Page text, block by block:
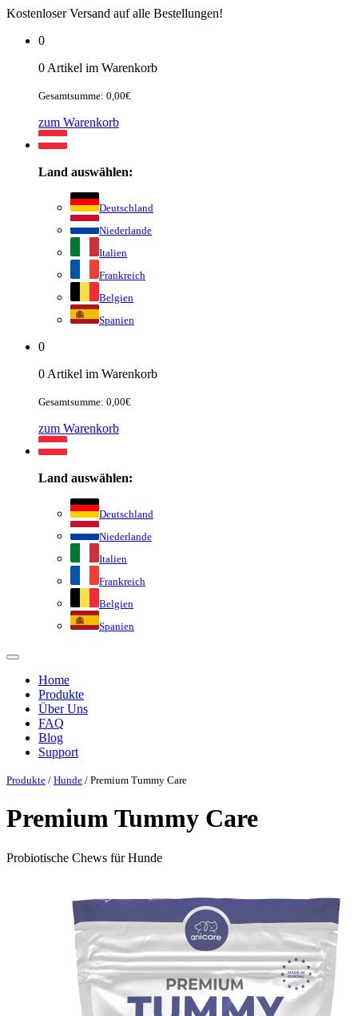
Kostenloser Versand auf alle Bestellungen!
0
0 Artikel im Warenkorb
Gesamtsumme: 0,00€
zum Warenkorb
Land auswählen:
Deutschland
Niederlande
Italien
Frankreich
Belgien
Spanien
0
0 Artikel im Warenkorb
Gesamtsumme: 0,00€
zum Warenkorb
Land auswählen:
Deutschland
Niederlande
Italien
Frankreich
Belgien
Spanien
Home
Produkte
Über Uns
FAQ
Blog
Support
Produkte / Hunde / Premium Tummy Care
Premium Tummy Care
Probiotische Chews für Hunde